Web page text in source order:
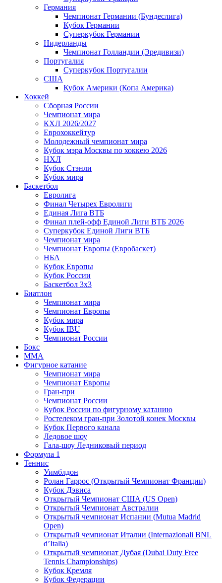
Германия
Чемпионат Германии (Бундеслига)
Кубок Германии
Суперкубок Германии
Нидерланды
Чемпионат Голландии (Эредивизи)
Португалия
Суперкубок Португалии
США
Кубок Америки (Копа Америка)
Хоккей
Сборная России
Чемпионат мира
КХЛ 2026/2027
Еврохоккейтур
Молодежный чемпионат мира
Кубок мэра Москвы по хоккею 2026
НХЛ
Кубок Стэнли
Кубок мира
Баскетбол
Евролига
Финал Четырех Евролиги
Единая Лига ВТБ
Финал плей-офф Единой Лиги ВТБ 2026
Суперкубок Единой Лиги ВТБ
Чемпионат мира
Чемпионат Европы (Евробаскет)
НБА
Кубок Европы
Кубок России
Баскетбол 3х3
Биатлон
Чемпионат мира
Чемпионат Европы
Кубок мира
Кубок IBU
Чемпионат России
Бокс
MMA
Фигурное катание
Чемпионат мира
Чемпионат Европы
Гран-при
Чемпионат России
Кубок России по фигурному катанию
Ростелеком гран-при Золотой конек Москвы
Кубок Первого канала
Ледовое шоу
Гала-шоу Ледниковый период
Формула 1
Теннис
Уимблдон
Ролан Гаррос (Открытый Чемпионат Франции)
Кубок Дэвиса
Открытый Чемпионат США (US Open)
Открытый Чемпионат Австралии
Открытый чемпионат Испании (Mutua Madrid
Open)
Открытый чемпионат Италии (Internazionali BNL
d’Italia)
Открытый чемпионат Дубая (Dubai Duty Free
Tennis Championships)
Кубок Кремля
Кубок Федерации